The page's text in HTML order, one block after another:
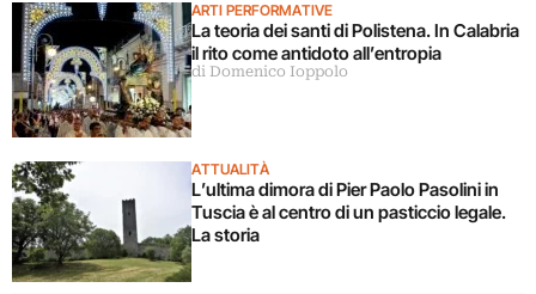
ARTI PERFORMATIVE
La teoria dei santi di Polistena. In Calabria
il rito come antidoto all’entropia
di Domenico Ioppolo
ATTUALITÀ
L’ultima dimora di Pier Paolo Pasolini in
Tuscia è al centro di un pasticcio legale.
La storia